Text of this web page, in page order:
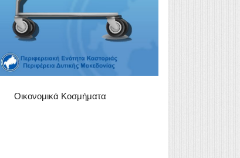
Οικονομικά Κοσμήματα